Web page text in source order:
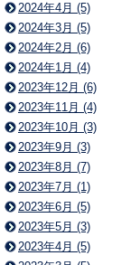
2024年4月 (5)
2024年3月 (5)
2024年2月 (6)
2024年1月 (4)
2023年12月 (6)
2023年11月 (4)
2023年10月 (3)
2023年9月 (3)
2023年8月 (7)
2023年7月 (1)
2023年6月 (5)
2023年5月 (3)
2023年4月 (5)